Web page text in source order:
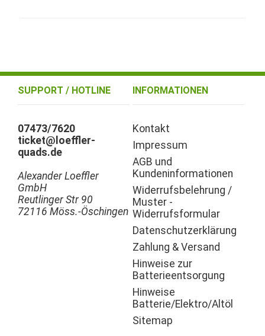
SUPPORT / HOTLINE
07473/7620
ticket@loeffler-
quads.de
Alexander Loeffler
GmbH
Reutlinger Str 90
72116 Möss.-Öschingen
INFORMATIONEN
Kontakt
Impressum
AGB und
Kundeninformationen
Widerrufsbelehrung /
Muster -
Widerrufsformular
Datenschutzerklärung
Zahlung & Versand
Hinweise zur
Batterieentsorgung
Hinweise
Batterie/Elektro/Altöl
Sitemap